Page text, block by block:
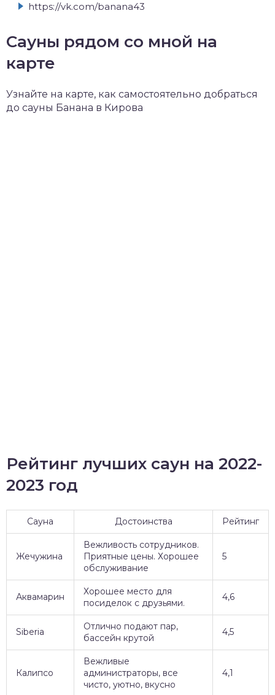
https://vk.com/banana43
Сауны рядом со мной на
карте
Узнайте на карте, как самостоятельно добраться
до сауны Банана в Кирова
Рейтинг лучших саун на 2022-
2023 год
Сауна Достоинства Рейтинг
Жечужина
Вежливость сотрудников.
Приятные цены. Хорошее
обслуживание
5
Аквамарин
Хорошее место для
посиделок с друзьями.
4,6
Siberia
Отлично подают пар,
бассейн крутой
4,5
Калипсо
Вежливые
администраторы, все
чисто, уютно, вкусно
4,1